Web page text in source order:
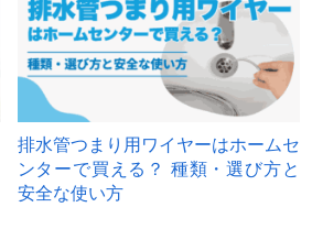
排水管つまり用ワイヤーはホームセ
ンターで買える？ 種類・選び方と
安全な使い方